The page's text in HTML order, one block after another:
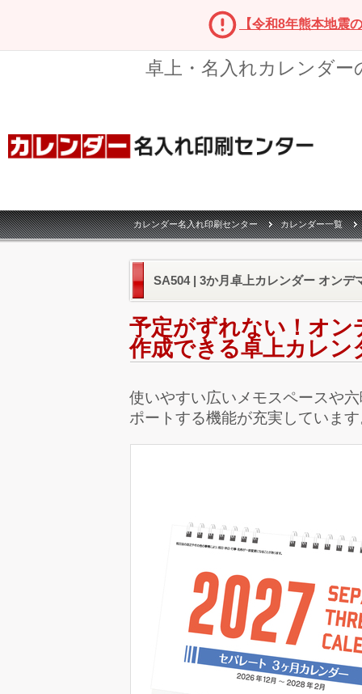
【令和8年熊本地震
卓上・名入れカレンダ
カレンダー名入れ印刷センター カレンダー一覧
SA504 | 3か月卓上カレンダー オンデ
予定がずれない！オ
作成できる卓上カレン
使いやすい広いメモスペースや
ポートする機能が充実していま